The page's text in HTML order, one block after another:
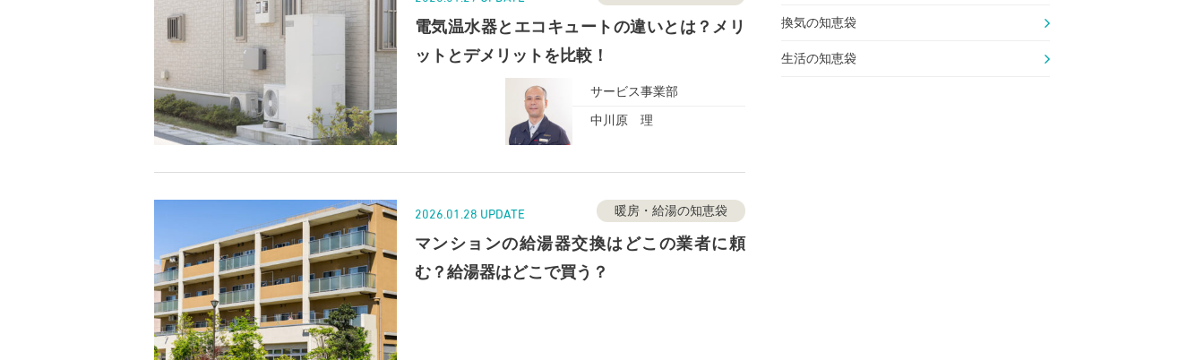
電気温水器とエコキュートの違いとは？メリ
ットとデメリットを比較！
サービス事業部
中川原 理
暖房・給湯の知恵袋
2026.01.28 UPDATE
マンションの給湯器交換はどこの業者に頼
む？給湯器はどこで買う？
換気の知恵袋
生活の知恵袋